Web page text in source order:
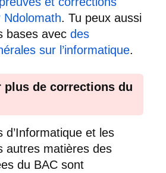
Ndolomath. Tu peux aussi
bases avec des
sur l’informatique.
plus de corrections du
d’Informatique et les
autres matières des
du BAC sont